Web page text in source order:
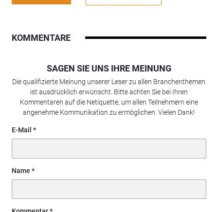
KOMMENTARE
SAGEN SIE UNS IHRE MEINUNG
Die qualifizierte Meinung unserer Leser zu allen Branchenthemen
ist ausdrücklich erwünscht. Bitte achten Sie bei Ihren
Kommentaren auf die Netiquette, um allen Teilnehmern eine
angenehme Kommunikation zu ermöglichen. Vielen Dank!
E-Mail
Name